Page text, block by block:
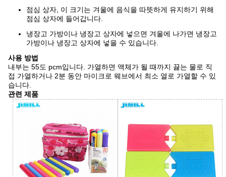
점심 상자, 이 크기는 겨울에 음식을 따뜻하게 유지하기 위해
점심 상자에 들어갑니다.
냉장고 가방이나 냉장고 상자에 넣으면 겨울에 나가면 냉장고
가방이나 냉장고 상자에 넣을 수 있습니다.
사용 방법
내부는 55도 pcm입니다. 가열하면 액체가 될 때까지 끓는 물로 직
접 가열하거나 2분 동안 마이크로 웨브에서 최소 열로 가열할 수 있
습니다.
관련 제품